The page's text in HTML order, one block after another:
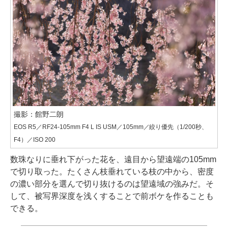
撮影：館野二朗
EOS R5／RF24-105mm F4 L IS USM／105mm／絞り優先（1/200秒、
F4）／ISO 200
数珠なりに垂れ下がった花を、遠目から望遠端の105mm
で切り取った。たくさん枝垂れている枝の中から、密度
の濃い部分を選んで切り抜けるのは望遠域の強みだ。そ
して、被写界深度を浅くすることで前ボケを作ることも
できる。